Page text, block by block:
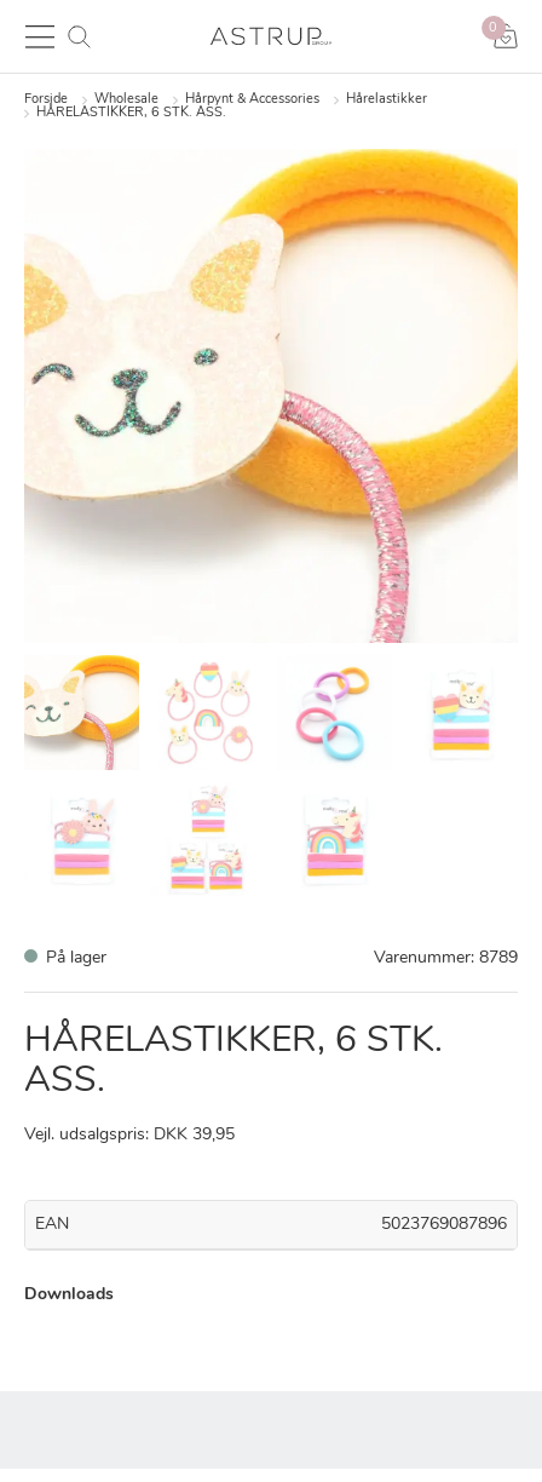
0
Forside Wholesale Hårpynt & Accessories
Hårelastikker
HÅRELASTIKKER, 6 STK. ASS.
På lager Varenummer: 8789
HÅRELASTIKKER, 6 STK.
ASS.
Vejl. udsalgspris: DKK 39,95
EAN 5023769087896
Downloads